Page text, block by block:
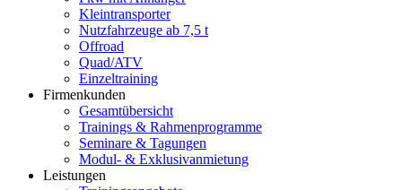
Kleintransporter
Nutzfahrzeuge ab 7,5 t
Offroad
Quad/ATV
Einzeltraining
Firmenkunden
Gesamtübersicht
Trainings & Rahmenprogramme
Seminare & Tagungen
Modul- & Exklusivanmietung
Leistungen